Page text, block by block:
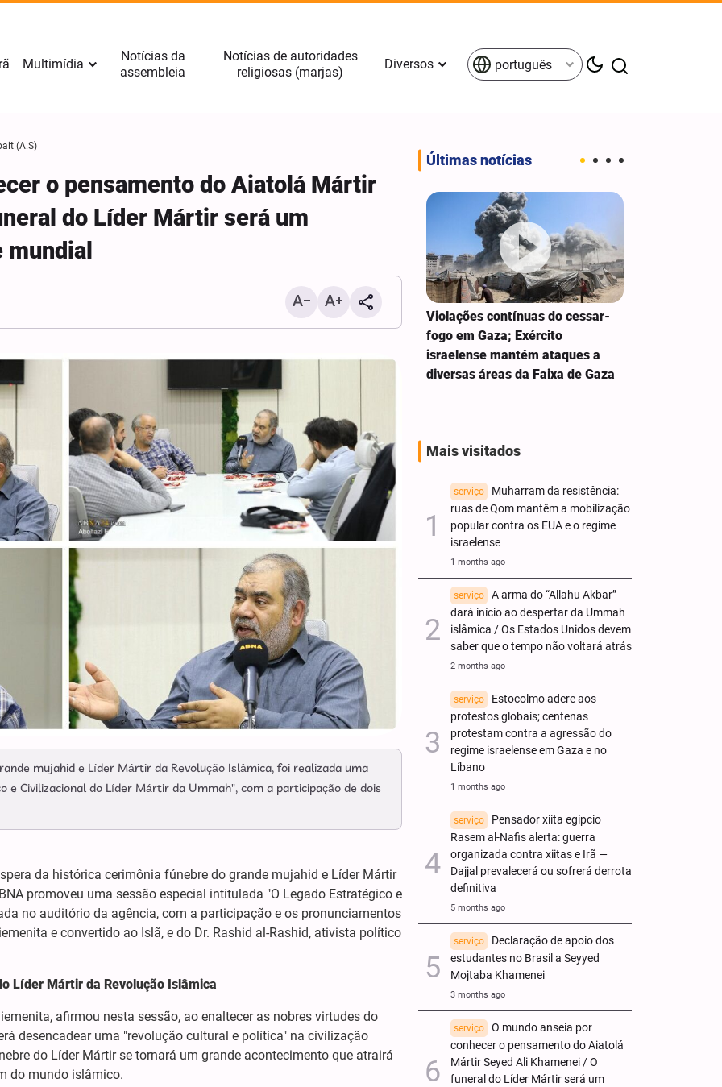
Multimídia
Notícias da
assembleia
Notícias de autoridades
religiosas (marjas)
Diversos português
(A.S)
o pensamento do Aiatolá Mártir
do Líder Mártir será um
mujahid e Líder Mártir da Revolução Islâmica, foi realizada uma
e Civilizacional do Líder Mártir da Ummah", com a participação de dois
da histórica cerimônia fúnebre do grande mujahid e Líder Mártir
promoveu uma sessão especial intitulada "O Legado Estratégico e
no auditório da agência, com a participação e os pronunciamentos
e convertido ao Islã, e do Dr. Rashid al-Rashid, ativista político
Líder Mártir da Revolução Islâmica
afirmou nesta sessão, ao enaltecer as nobres virtudes do
desencadear uma "revolução cultural e política" na civilização
do Líder Mártir se tornará um grande acontecimento que atrairá
do mundo islâmico.
Últimas notícias
Violações contínuas do cessar-
fogo em Gaza; Exército
israelense mantém ataques a
diversas áreas da Faixa de Gaza
Mais visitados
serviço
Muharram da resistência:
ruas de Qom mantêm a mobilização
popular contra os EUA e o regime
israelense
1 months ago
serviço
A arma do “Allahu Akbar”
dará início ao despertar da Ummah
islâmica / Os Estados Unidos devem
saber que o tempo não voltará atrás
2 months ago
serviço
Estocolmo adere aos
protestos globais; centenas
protestam contra a agressão do
regime israelense em Gaza e no
Líbano
1 months ago
serviço
Pensador xiita egípcio
Rasem al-Nafis alerta: guerra
organizada contra xiitas e Irã —
Dajjal prevalecerá ou sofrerá derrota
definitiva
5 months ago
serviço
Declaração de apoio dos
estudantes no Brasil a Seyyed
Mojtaba Khamenei
3 months ago
serviço
O mundo anseia por
conhecer o pensamento do Aiatolá
Mártir Seyed Ali Khamenei / O
funeral do Líder Mártir será um